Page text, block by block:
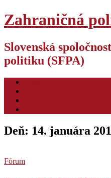
Zahraničná
Slovenská
politiku (SFPA)
Deň: 14. januára
Fórum